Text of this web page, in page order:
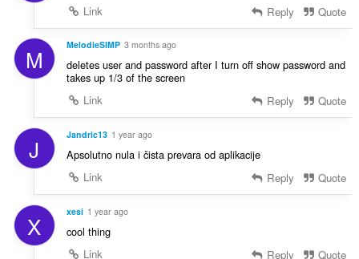
Link
Reply Quote
M MelodieSIMP 3 months ago
deletes user and password after I turn off show password and
takes up 1/3 of the screen
Link
Reply Quote
J Jandric13 1 year ago
Apsolutno nula i čista prevara od aplikacije
Link
Reply Quote
X xesi 1 year ago
cool thing
Link
Reply Quote